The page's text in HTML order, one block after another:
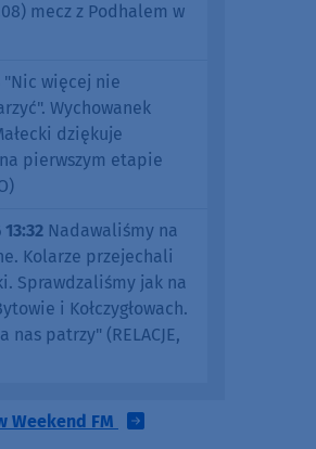
mecz z Podhalem w
"Nic więcej nie
Wychowanek
dziękuje
pierwszym etapie
13:32 Nadawaliśmy na
Kolarze przejechali
Sprawdzaliśmy jak na
i Kołczygłowach.
nas patrzy" (RELACJE,
Weekend FM